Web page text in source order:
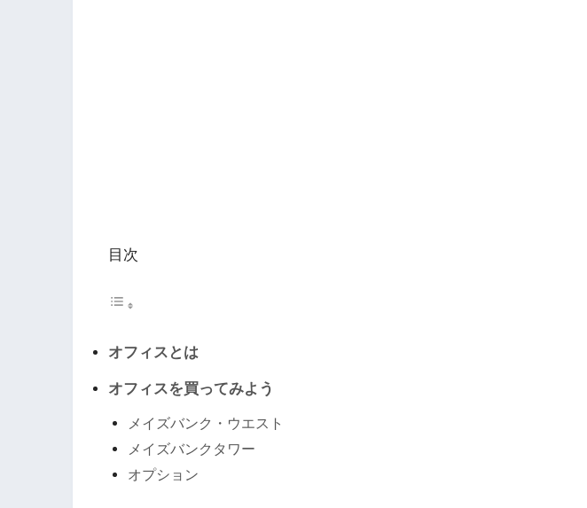
目次
オフィスとは
オフィスを買ってみよう
メイズバンク・ウエスト
メイズバンクタワー
オプション